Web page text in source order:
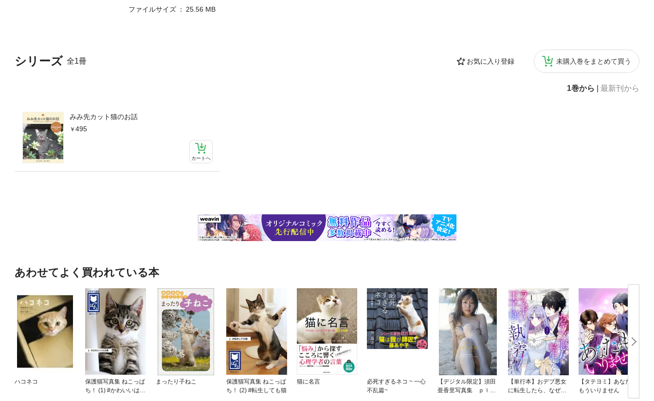
シリーズ 全1冊 お気に入り登録 未購入巻をまとめて買う
1巻から 最新刊から
みみ先カット猫のお話
495
カートへ
ファイルサイズ
25.56 MB
あわせてよく買われている本
ハコネコ
保護猫写真集 ねこっぱ
ち！ (1) #かわいいは正
まったり子ねこ
保護猫写真集 ねこっぱ
ち！ (2) #転生しても猫
猫に名言
必死すぎるネコ ~ 一心
不乱篇~
【デジタル限定】須田
亜香里写真集 ｐｌｕ
【単行本】おデブ悪女
に転生したら、なぜか
【タテヨミ】あなたは
もういりません